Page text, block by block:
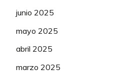
junio 2025
mayo 2025
abril 2025
marzo 2025